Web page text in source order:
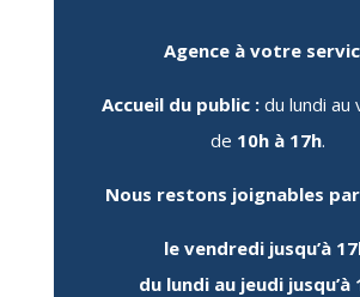
Agence à votre
Accueil du public : du lundi au
de 10h à 17h.
Nous restons joignables
le vendredi jusqu’à
du lundi au jeudi jusqu’à